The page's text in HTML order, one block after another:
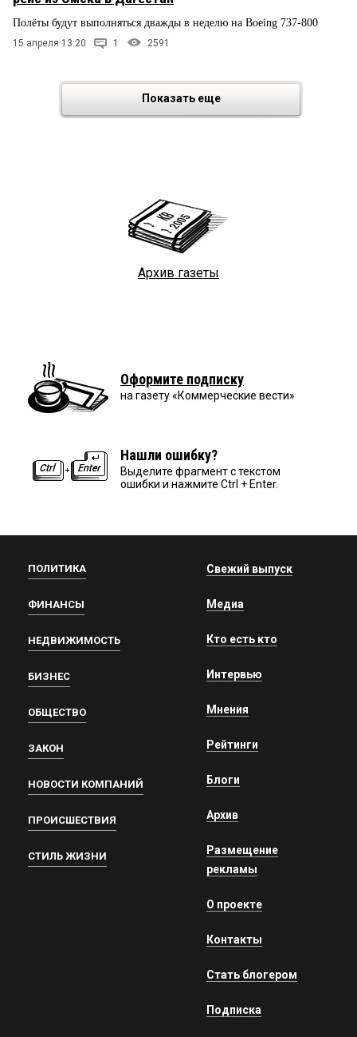
Полёты будут выполняться дважды в неделю на Boeing 737-800
15 апреля 13:20 1 2591
Показать еще
Архив газеты
Оформите подписку
на газету «Коммерческие вести»
Нашли ошибку?
Выделите фрагмент с текстом
ошибки и нажмите Ctrl + Enter.
ПОЛИТИКА
ФИНАНСЫ
НЕДВИЖИМОСТЬ
БИЗНЕС
ОБЩЕСТВО
ЗАКОН
НОВОСТИ КОМПАНИЙ
ПРОИСШЕСТВИЯ
СТИЛЬ ЖИЗНИ
Свежий выпуск
Медиа
Кто есть кто
Интервью
Мнения
Рейтинги
Блоги
Архив
Размещение
рекламы
О проекте
Контакты
Стать блогером
Подписка